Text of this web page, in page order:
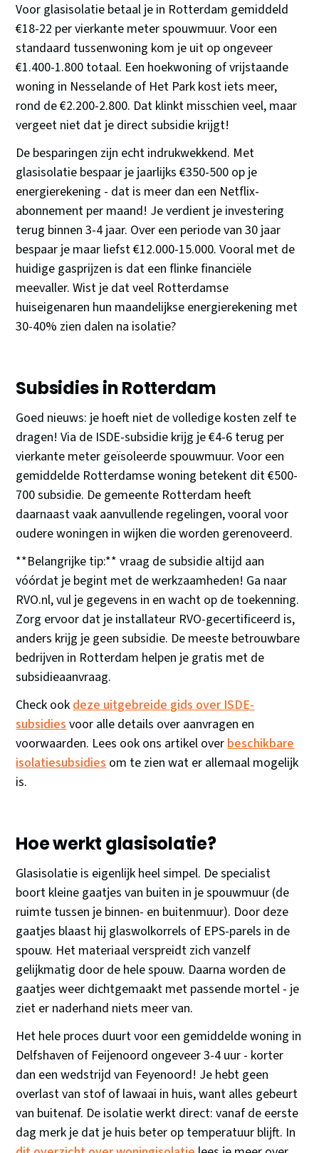
Voor glasisolatie betaal je in Rotterdam gemiddeld
€18-22 per vierkante meter spouwmuur. Voor een
standaard tussenwoning kom je uit op ongeveer
€1.400-1.800 totaal. Een hoekwoning of vrijstaande
woning in Nesselande of Het Park kost iets meer,
rond de €2.200-2.800. Dat klinkt misschien veel, maar
vergeet niet dat je direct subsidie krijgt!
De besparingen zijn echt indrukwekkend. Met
glasisolatie bespaar je jaarlijks €350-500 op je
energierekening - dat is meer dan een Netflix-
abonnement per maand! Je verdient je investering
terug binnen 3-4 jaar. Over een periode van 30 jaar
bespaar je maar liefst €12.000-15.000. Vooral met de
huidige gasprijzen is dat een flinke financiële
meevaller. Wist je dat veel Rotterdamse
huiseigenaren hun maandelijkse energierekening met
30-40% zien dalen na isolatie?
Subsidies in Rotterdam
Goed nieuws: je hoeft niet de volledige kosten zelf te
dragen! Via de ISDE-subsidie krijg je €4-6 terug per
vierkante meter geïsoleerde spouwmuur. Voor een
gemiddelde Rotterdamse woning betekent dit €500-
700 subsidie. De gemeente Rotterdam heeft
daarnaast vaak aanvullende regelingen, vooral voor
oudere woningen in wijken die worden gerenoveerd.
**Belangrijke tip:** vraag de subsidie altijd aan
vóórdat je begint met de werkzaamheden! Ga naar
RVO.nl, vul je gegevens in en wacht op de toekenning.
Zorg ervoor dat je installateur RVO-gecertificeerd is,
anders krijg je geen subsidie. De meeste betrouwbare
bedrijven in Rotterdam helpen je gratis met de
subsidieaanvraag.
Check ookdeze uitgebreide gids over ISDE-
subsidiesvoor alle details over aanvragen en
voorwaarden. Lees ook ons artikel overbeschikbare
isolatiesubsidiesom te zien wat er allemaal mogelijk
is.
Hoe werkt glasisolatie?
Glasisolatie is eigenlijk heel simpel. De specialist
boort kleine gaatjes van buiten in je spouwmuur (de
ruimte tussen je binnen- en buitenmuur). Door deze
gaatjes blaast hij glaswolkorrels of EPS-parels in de
spouw. Het materiaal verspreidt zich vanzelf
gelijkmatig door de hele spouw. Daarna worden de
gaatjes weer dichtgemaakt met passende mortel - je
ziet er naderhand niets meer van.
Het hele proces duurt voor een gemiddelde woning in
Delfshaven of Feijenoord ongeveer 3-4 uur - korter
dan een wedstrijd van Feyenoord! Je hebt geen
overlast van stof of lawaai in huis, want alles gebeurt
van buitenaf. De isolatie werkt direct: vanaf de eerste
dag merk je dat je huis beter op temperatuur blijft. In